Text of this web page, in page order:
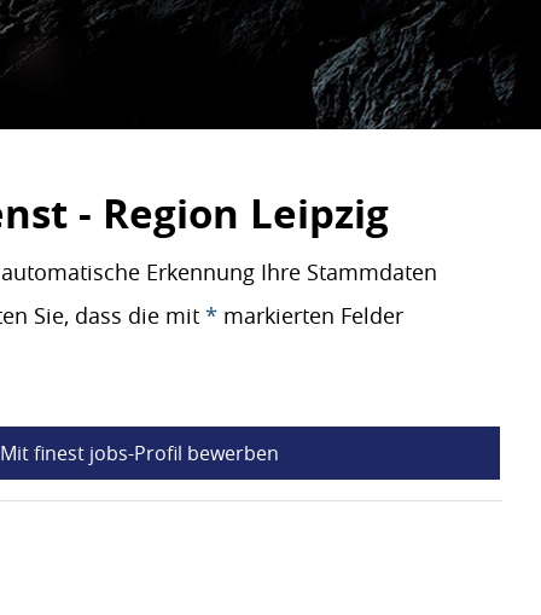
- Region Leipzig
Erkennung Ihre Stammdaten
Sie, dass die mit * markierten Felder
Mit finest jobs-Profil bewerben